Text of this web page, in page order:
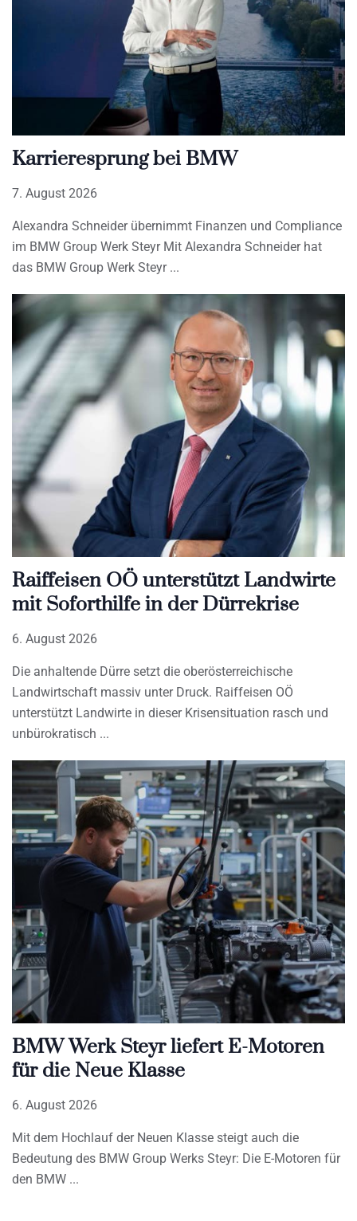
Karrieresprung bei BMW
7. August 2026
Alexandra Schneider übernimmt Finanzen und Compliance
im BMW Group Werk Steyr Mit Alexandra Schneider hat
das BMW Group Werk Steyr
Raiffeisen OÖ unterstützt Landwirte
mit Soforthilfe in der Dürrekrise
6. August 2026
Die anhaltende Dürre setzt die oberösterreichische
Landwirtschaft massiv unter Druck. Raiffeisen OÖ
unterstützt Landwirte in dieser Krisensituation rasch und
unbürokratisch
BMW Werk Steyr liefert E-Motoren
für die Neue Klasse
6. August 2026
Mit dem Hochlauf der Neuen Klasse steigt auch die
Bedeutung des BMW Group Werks Steyr: Die E-Motoren für
den BMW